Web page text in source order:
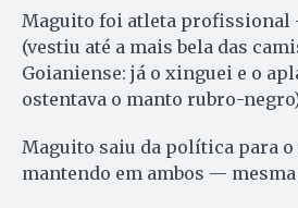
Maguito foi atleta profissional
(vestiu até a mais bela das
Goianiense: já o xinguei e o
ostentava o manto rubro-
Maguito saiu da política para o
mantendo em ambos —